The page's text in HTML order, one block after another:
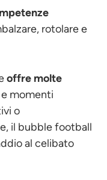
rotolare e
offre molte
e momenti
o
il bubble football
al celibato